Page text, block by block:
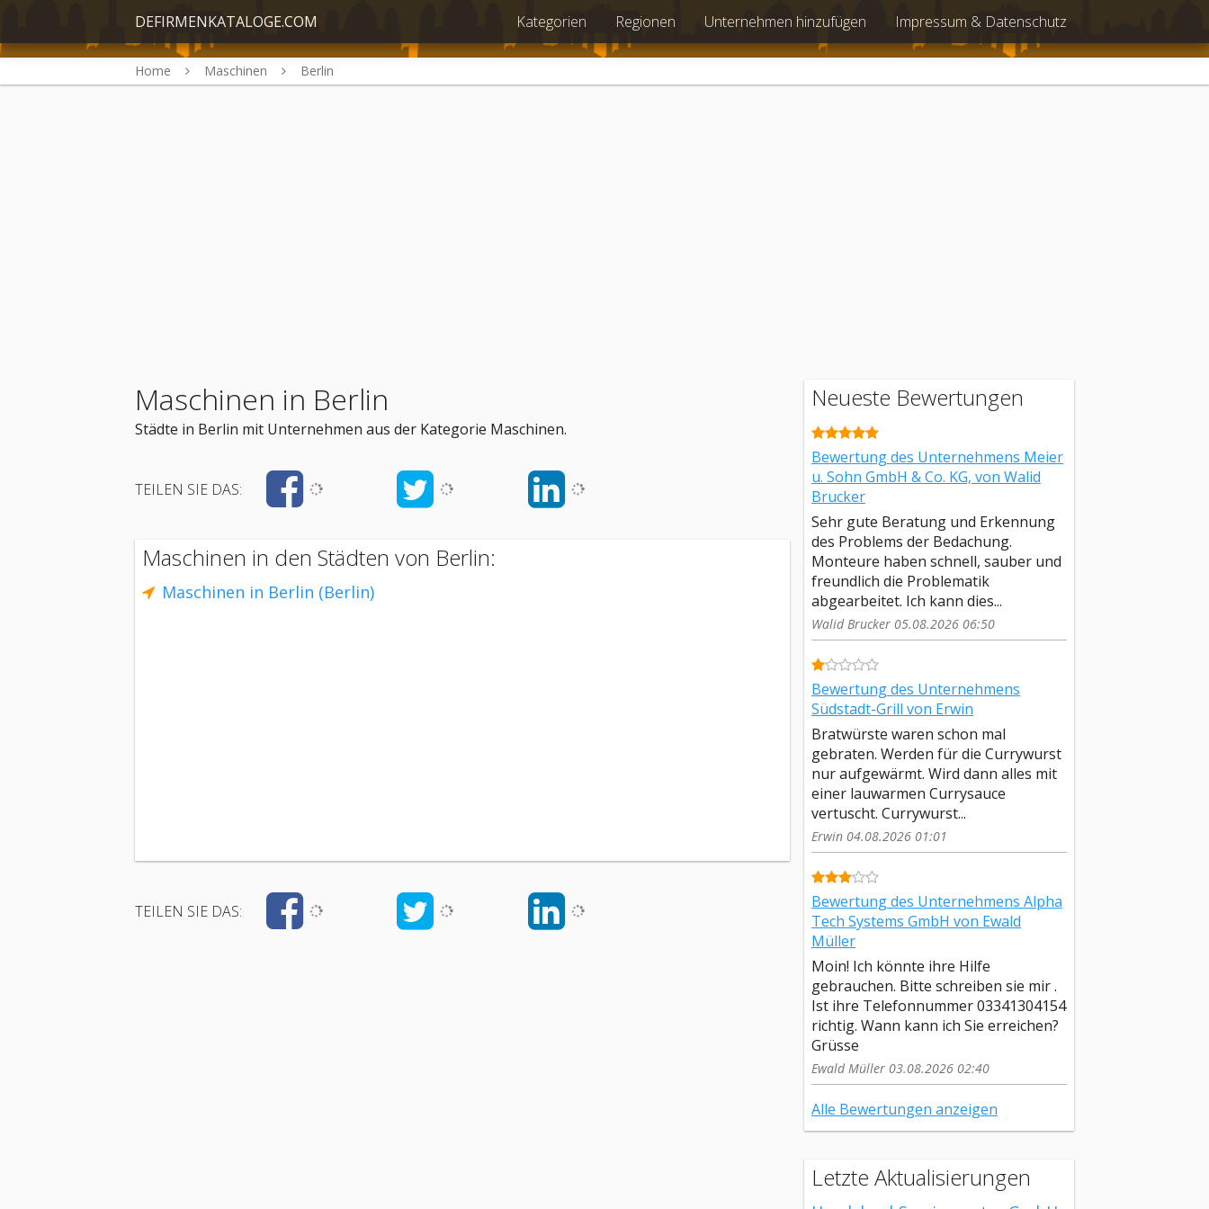
DEFIRMENKATALOGE.COM Kategorien Regionen Unternehmen hinzufügen Impressum & Datenschutz
Home Maschinen Berlin
Maschinen in Berlin
Städte in Berlin mit Unternehmen aus der Kategorie Maschinen.
TEILEN SIE DAS:
Maschinen in den Städten von Berlin:
Maschinen in Berlin (Berlin)
TEILEN SIE DAS:
Neueste Bewertungen
Bewertung des Unternehmens Meier
u. Sohn GmbH & Co. KG, von Walid
Brucker
Sehr gute Beratung und Erkennung
des Problems der Bedachung.
Monteure haben schnell, sauber und
freundlich die Problematik
abgearbeitet. Ich kann dies...
Walid Brucker 05.08.2026 06:50
Bewertung des Unternehmens
Südstadt-Grill von Erwin
Bratwürste waren schon mal
gebraten. Werden für die Currywurst
nur aufgewärmt. Wird dann alles mit
einer lauwarmen Currysauce
vertuscht. Currywurst...
Erwin 04.08.2026 01:01
Bewertung des Unternehmens Alpha
Tech Systems GmbH von Ewald
Müller
Moin! Ich könnte ihre Hilfe
gebrauchen. Bitte schreiben sie mir .
Ist ihre Telefonnummer 03341304154
richtig. Wann kann ich Sie erreichen?
Grüsse
Ewald Müller 03.08.2026 02:40
Alle Bewertungen anzeigen
Letzte Aktualisierungen